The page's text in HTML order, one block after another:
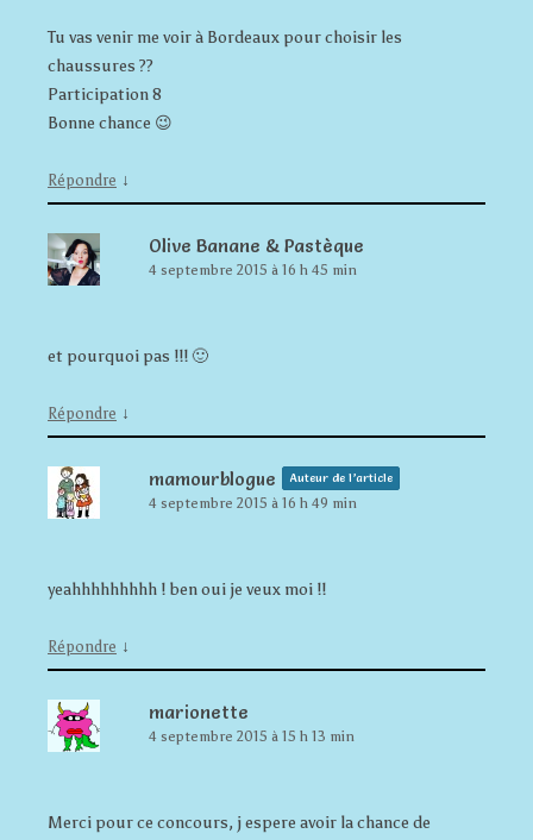
Tu vas venir me voir à Bordeaux pour choisir les
chaussures ??
Participation 8
Bonne chance 😉
Répondre ↓
Olive Banane & Pastèque
4 septembre 2015 à 16 h 45 min
et pourquoi pas !!! 🙂
Répondre ↓
mamourblogue Auteur de l’article
4 septembre 2015 à 16 h 49 min
yeahhhhhhhhh ! ben oui je veux moi !!
Répondre ↓
marionette
4 septembre 2015 à 15 h 13 min
Merci pour ce concours, j espere avoir la chance de